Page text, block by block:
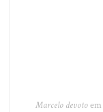
Marcelo devotoem